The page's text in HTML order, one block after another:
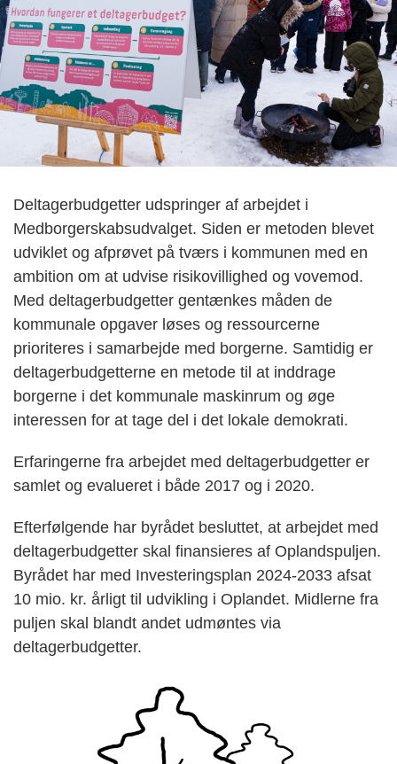
Deltagerbudgetter udspringer af arbejdet i
Medborgerskabsudvalget. Siden er metoden blevet
udviklet og afprøvet på tværs i kommunen med en
ambition om at udvise risikovillighed og vovemod.
Med deltagerbudgetter gentænkes måden de
kommunale opgaver løses og ressourcerne
prioriteres i samarbejde med borgerne. Samtidig er
deltagerbudgetterne en metode til at inddrage
borgerne i det kommunale maskinrum og øge
interessen for at tage del i det lokale demokrati.
Erfaringerne fra arbejdet med deltagerbudgetter er
samlet og evalueret i både 2017 og i 2020.
Efterfølgende har byrådet besluttet, at arbejdet med
deltagerbudgetter skal finansieres af Oplandspuljen.
Byrådet har med Investeringsplan 2024-2033 afsat
10 mio. kr. årligt til udvikling i Oplandet. Midlerne fra
puljen skal blandt andet udmøntes via
deltagerbudgetter.